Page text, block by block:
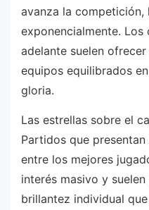
avanza la competición,
exponencialmente.
adelante suelen
equipos equilibrados
gloria.
Las estrellas sobre el
Partidos que
entre los mejores
interés masivo y
brillantez individual